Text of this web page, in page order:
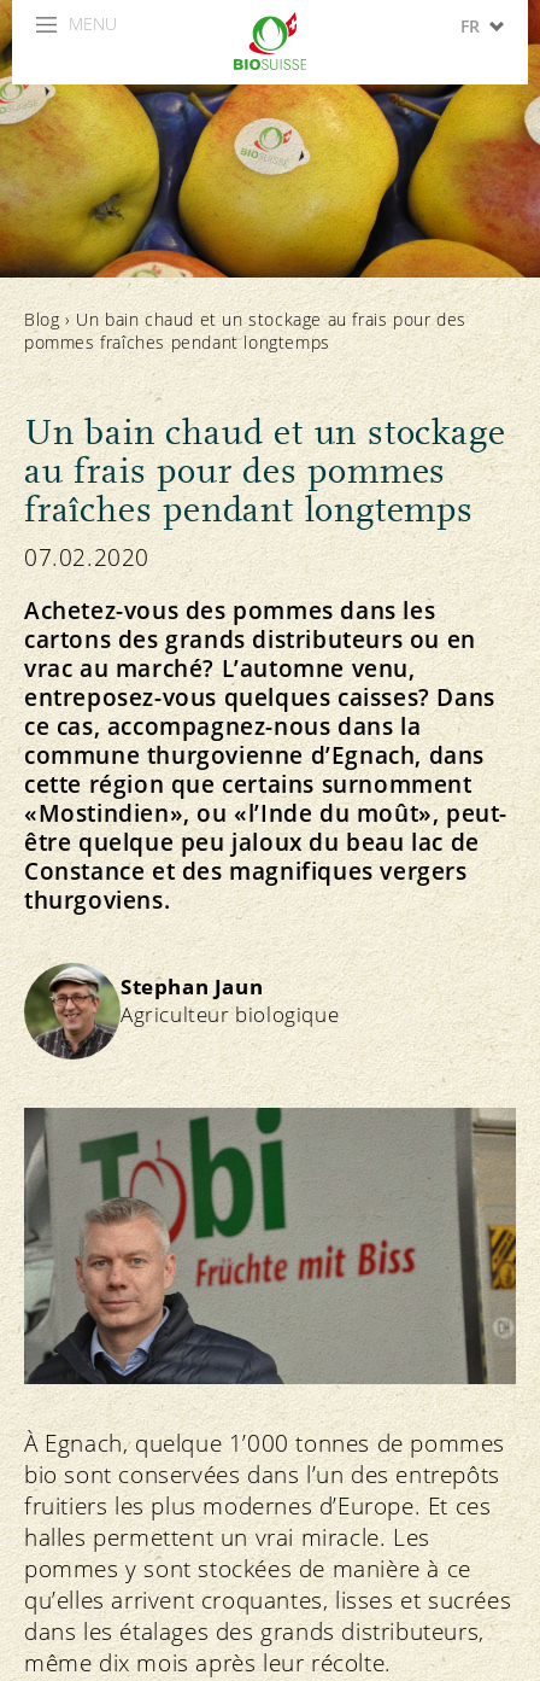
MENU FR
IT
EN
ES
Blog› Un bain chaud et un stockage au frais pour des
pommes fraîches pendant longtemps
Un bain chaud et un stockage
au frais pour des pommes
fraîches pendant longtemps
07.02.2020
Achetez-vous des pommes dans les
cartons des grands distributeurs ou en
vrac au marché? L’automne venu,
entreposez-vous quelques caisses? Dans
ce cas, accompagnez-nous dans la
commune thurgovienne d’Egnach, dans
cette région que certains surnomment
«Mostindien», ou «l’Inde du moût», peut-
être quelque peu jaloux du beau lac de
Constance et des magnifiques vergers
thurgoviens.
Stephan Jaun
Agriculteur biologique
À Egnach, quelque 1’000 tonnes de pommes
bio sont conservées dans l’un des entrepôts
fruitiers les plus modernes d’Europe. Et ces
halles permettent un vrai miracle. Les
pommes y sont stockées de manière à ce
qu’elles arrivent croquantes, lisses et sucrées
dans les étalages des grands distributeurs,
même dix mois après leur récolte.